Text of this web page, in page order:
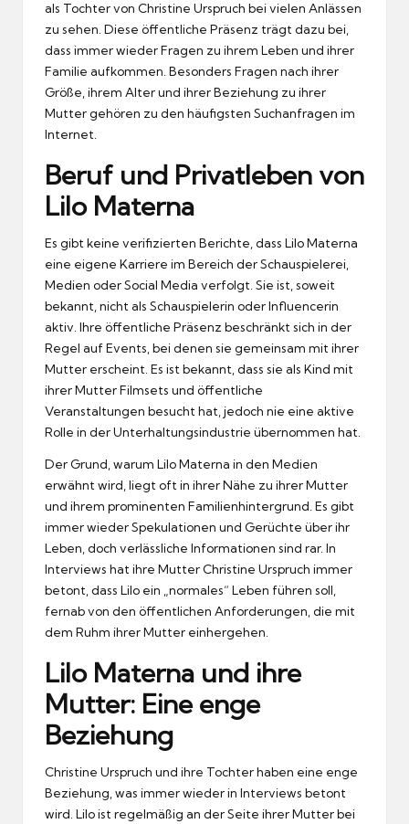
als Tochter von Christine Urspruch bei vielen Anlässen
zu sehen. Diese öffentliche Präsenz trägt dazu bei,
dass immer wieder Fragen zu ihrem Leben und ihrer
Familie aufkommen. Besonders Fragen nach ihrer
Größe, ihrem Alter und ihrer Beziehung zu ihrer
Mutter gehören zu den häufigsten Suchanfragen im
Internet.
Beruf und Privatleben von
Lilo Materna
Es gibt keine verifizierten Berichte, dass Lilo Materna
eine eigene Karriere im Bereich der Schauspielerei,
Medien oder Social Media verfolgt. Sie ist, soweit
bekannt, nicht als Schauspielerin oder Influencerin
aktiv. Ihre öffentliche Präsenz beschränkt sich in der
Regel auf Events, bei denen sie gemeinsam mit ihrer
Mutter erscheint. Es ist bekannt, dass sie als Kind mit
ihrer Mutter Filmsets und öffentliche
Veranstaltungen besucht hat, jedoch nie eine aktive
Rolle in der Unterhaltungsindustrie übernommen hat.
Der Grund, warum Lilo Materna in den Medien
erwähnt wird, liegt oft in ihrer Nähe zu ihrer Mutter
und ihrem prominenten Familienhintergrund. Es gibt
immer wieder Spekulationen und Gerüchte über ihr
Leben, doch verlässliche Informationen sind rar. In
Interviews hat ihre Mutter Christine Urspruch immer
betont, dass Lilo ein „normales“ Leben führen soll,
fernab von den öffentlichen Anforderungen, die mit
dem Ruhm ihrer Mutter einhergehen.
Lilo Materna und ihre
Mutter: Eine enge
Beziehung
Christine Urspruch und ihre Tochter haben eine enge
Beziehung, was immer wieder in Interviews betont
wird. Lilo ist regelmäßig an der Seite ihrer Mutter bei